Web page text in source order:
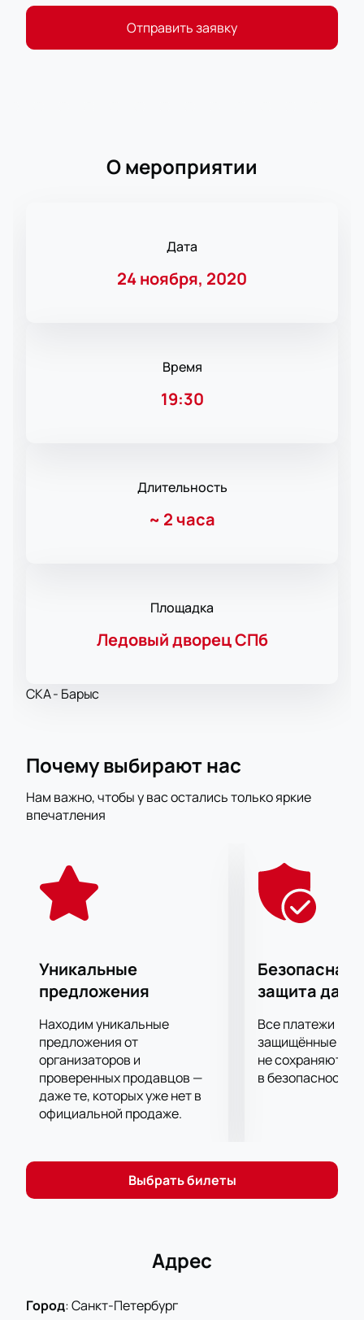
Отправить заявку
О мероприятии
Дата
24 ноября, 2020
Время
19:30
Длительность
~ 2 часа
Площадка
Ледовый дворец СПб
СКА - Барыс
Почему выбирают нас
Нам важно, чтобы у вас остались только яркие
впечатления
Уникальные
предложения
Находим уникальные
предложения от
организаторов и
проверенных продавцов —
даже те, которых уже нет в
официальной продаже.
Безопасная
защита
Все платежи
защищённые
не сохраняются
в безопасности.
Выбрать билеты
Адрес
Город:Санкт-Петербург